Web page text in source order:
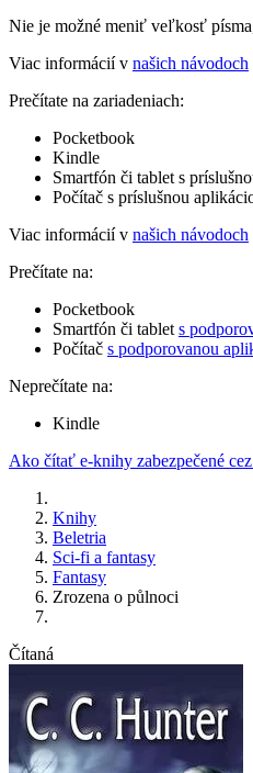
Nie je možné meniť veľkosť
Viac informácií v našich návodoch
Prečítate na zariadeniach:
Pocketbook
Kindle
Smartfón či tablet s
Počítač s príslušnou
Viac informácií v našich návodoch
Prečítate na:
Pocketbook
Smartfón či tablet s
Počítač s podporovanou
Neprečítate na:
Kindle
Ako čítať e-knihy zabezpečené
Knihy
Beletria
Sci-fi a fantasy
Fantasy
Zrozena o půlnoci
Čítaná